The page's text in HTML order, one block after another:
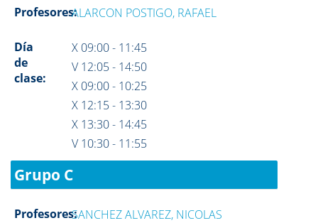
Profesores:ALARCON POSTIGO, RAFAEL
Día
de
clase:
X 09:00 - 11:45
V 12:05 - 14:50
X 09:00 - 10:25
X 12:15 - 13:30
X 13:30 - 14:45
V 10:30 - 11:55
Grupo C
Profesores:SANCHEZ ALVAREZ, NICOLAS